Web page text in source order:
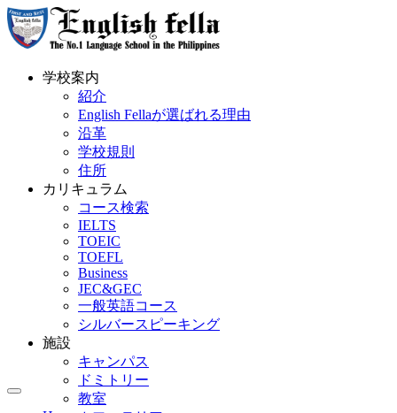
学校案内
紹介
English Fellaが選ばれる理由
沿革
学校規則
住所
カリキュラム
コース検索
IELTS
TOEIC
TOEFL
Business
JEC&GEC
一般英語コース
シルバースピーキング
施設
キャンパス
ドミトリー
教室